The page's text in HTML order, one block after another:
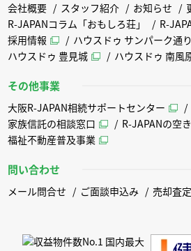
会社概要 スタッフ紹介 お知らせ
R-JAPANコラム「おもしろ荘」
R-
採用情報
ハウスドゥ サンパーク通
ハウスドゥ 豊見城
ハウスドゥ 南風
その他事業
大阪R-JAPAN相続サポートセンター
家族信託の相談窓口
R-JAPANの空
福祉不動産普及事業
問い合わせ
メール問合せ ご面談申込み 売却査